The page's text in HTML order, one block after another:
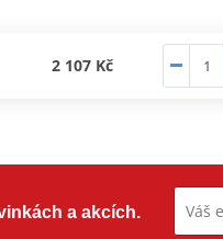
2 107 Kč
a akcích.